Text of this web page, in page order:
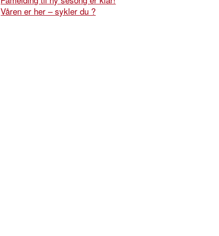
Våren er her – sykler du ?